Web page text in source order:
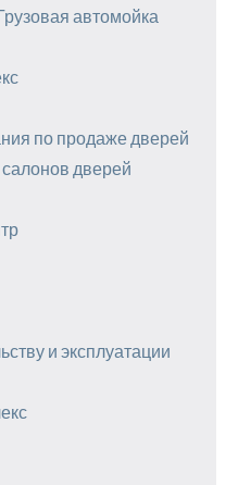
автомойка
по продаже дверей
дверей
и эксплуатации